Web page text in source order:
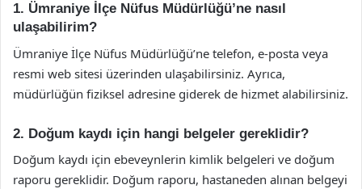
1. Ümraniye İlçe Nüfus Müdürlüğü’ne nasıl
ulaşabilirim?
Ümraniye İlçe Nüfus Müdürlüğü’ne telefon, e-posta veya
resmi web sitesi üzerinden ulaşabilirsiniz. Ayrıca,
müdürlüğün fiziksel adresine giderek de hizmet alabilirsiniz.
2. Doğum kaydı için hangi belgeler gereklidir?
Doğum kaydı için ebeveynlerin kimlik belgeleri ve doğum
raporu gereklidir. Doğum raporu, hastaneden alınan belgeyi